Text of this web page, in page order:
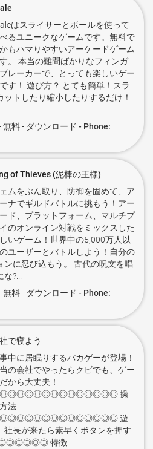
はスライサーとボールを使って
るユニークなゲームです。無料で
もハマりやすいアーケードゲーム
。 本当の難問ばかりなフィンガ
レーカーで、とっても楽しいゲー
す！ 遊び方？ とても簡単！スラ
トしたり縮小したりするだけ！
無料 - ダウンロード - Phone:
of Thieves (泥棒の王様)
ムをぶん取り、防御を固めて、ア
ナでギルドバトルに挑もう！アー
ド、プラットフォーム、マルチプ
のオンライン対戦をミックスした
いゲーム！世界中の5,000万人以
のユーザーとバトルしよう！自分の
に忍び込もう。 古代の呪文を唱
?...
無料 - ダウンロード - Phone:
で寝よう
中に居眠りするバカゲーが登場！
の会社でやったらクビでも、ゲー
から大丈夫！
操
法
遊
長が来たら素早くボタンを押す
特徴